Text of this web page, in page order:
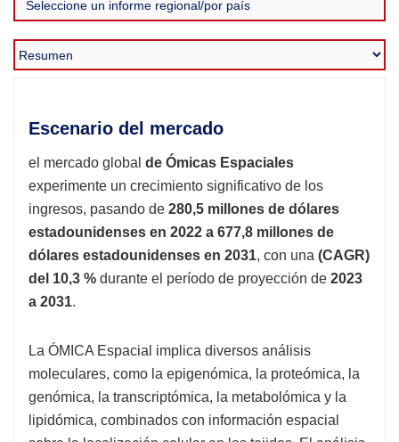
Escenario del mercado
el mercado global de Ómicas Espaciales
experimente un crecimiento significativo de los
ingresos, pasando de 280,5 millones de dólares
estadounidenses en 2022 a 677,8 millones de
dólares estadounidenses en 2031, con una (CAGR)
del 10,3 % durante el período de proyección de 2023
a 2031.
La ÓMICA Espacial implica diversos análisis
moleculares, como la epigenómica, la proteómica, la
genómica, la transcriptómica, la metabolómica y la
lipidómica, combinados con información espacial